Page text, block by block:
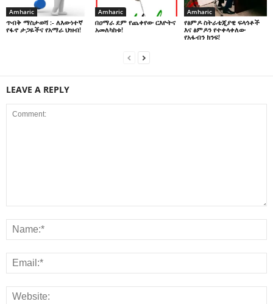
Amharic
ጥብቅ ማስታወሻ :- ለእውነተኛ
የፋኖ ታጋዬችና የአማራ ህዝብ!
Amharic
በዐማራ ደም የጨቀየው ርእዮትና
አመለካከቱ!
Amharic
የፅምዶ ስትራቴጂያዊ ፍላጎቶች
እና ፅምዶን የተቀላቀለው
የአፋብን ክንፍ!
LEAVE A REPLY